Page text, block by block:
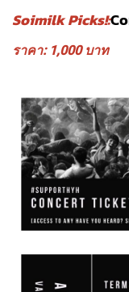
Soimilk Picks!:
ราคา: 1,000 บาท